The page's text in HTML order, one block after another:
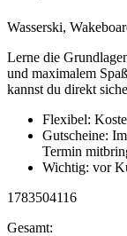
Wasserski,
Lerne die
und maximalem
kannst du direkt
Flexibel:
Gutscheine:
Termin
Wichtig: vor
1783504116
Gesamt: